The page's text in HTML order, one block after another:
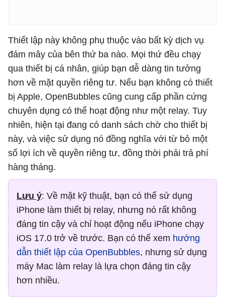
Thiết lập này không phụ thuộc vào bất kỳ dịch vụ
đám mây của bên thứ ba nào. Mọi thứ đều chạy
qua thiết bị cá nhân, giúp bạn dễ dàng tin tưởng
hơn về mặt quyền riêng tư. Nếu bạn không có thiết
bị Apple, OpenBubbles cũng cung cấp phần cứng
chuyên dụng có thể hoạt động như một relay. Tuy
nhiên, hiện tại đang có danh sách chờ cho thiết bị
này, và việc sử dụng nó đồng nghĩa với từ bỏ một
số lợi ích về quyền riêng tư, đồng thời phải trả phí
hàng tháng.
Lưu ý: Về mặt kỹ thuật, bạn có thể sử dụng
iPhone làm thiết bị relay, nhưng nó rất không
đáng tin cậy và chỉ hoạt động nếu iPhone chạy
iOS 17.0 trở về trước. Bạn có thể xem hướng
dẫn thiết lập của OpenBubbles, nhưng sử dụng
máy Mac làm relay là lựa chọn đáng tin cậy
hơn nhiều.